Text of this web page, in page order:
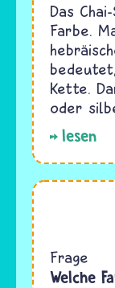
Das
Farbe.
Kette.
oder
lesen
Judentum
Frage
Welche